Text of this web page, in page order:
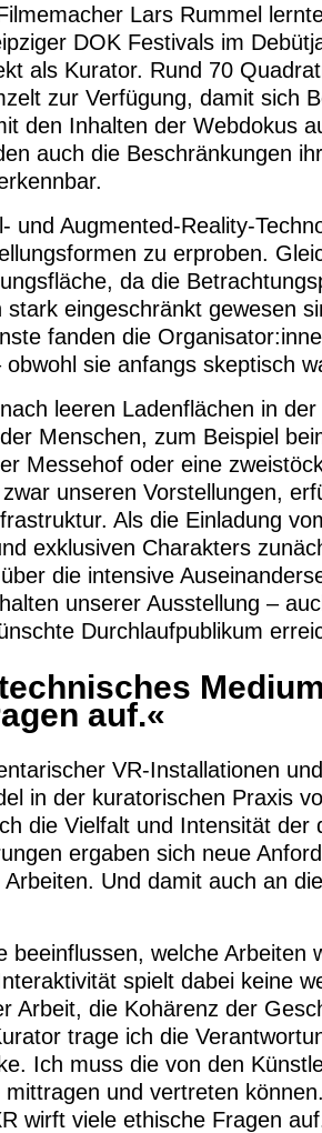
Lars Rummel
DOK Festivals im
als Kurator. Rund 70
zur Verfügung, damit sich
den Inhalten der Webdokus
auch die Beschränkungen
und Augmented-Reality-
zu erproben.
da die
eingeschränkt gewesen
fanden die
sie anfangs skeptisch
leeren Ladenflächen in
Menschen, zum Beispiel
Messehof oder eine
unseren Vorstellungen,
Als die Einladung
exklusiven Charakters
die intensive
unserer Ausstellung –
Durchlaufpublikum
auf.«
VR-Installationen
in der kuratorischen Praxis
die Vielfalt und Intensität der
ergaben sich neue
Und damit auch an
beeinflussen, welche Arbeiten
spielt dabei keine
Arbeit, die Kohärenz der
trage ich die
Ich muss die von den
und vertreten
wirft viele ethische Fragen